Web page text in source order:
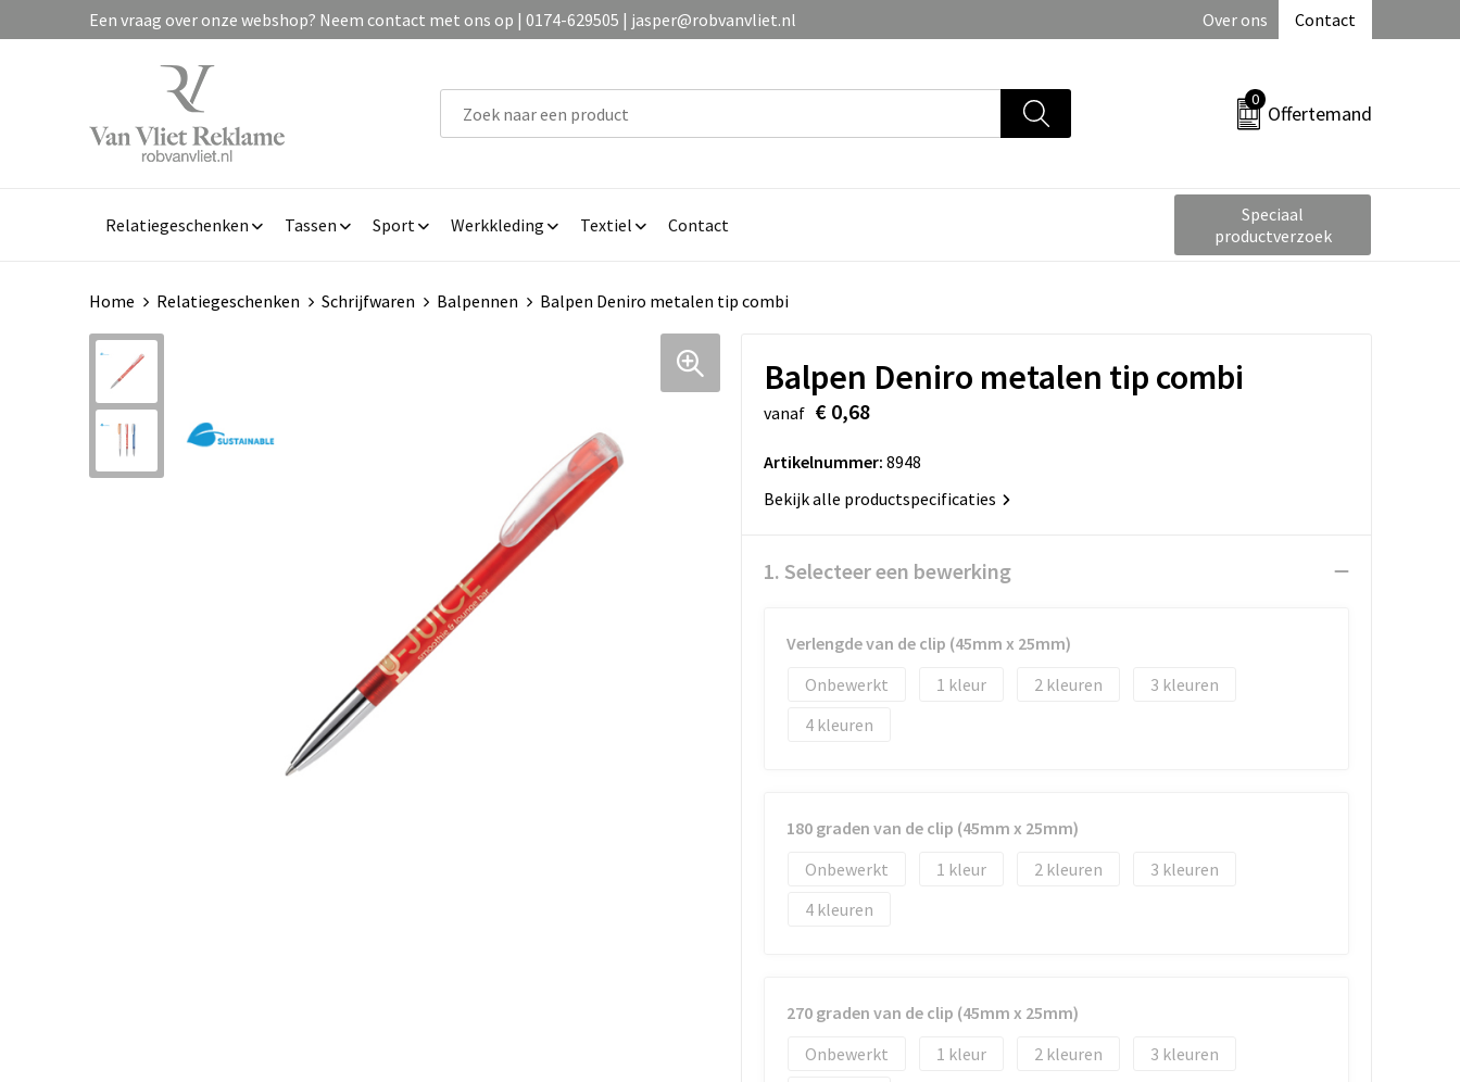
Een vraag over onze webshop? Neem contact met ons op | 0174-629505 | jasper@robvanvliet.nl Over ons Contact
0
Offertemand
Relatiegeschenken Tassen Sport Werkkleding Textiel Contact
Speciaal
productverzoek
Home Relatiegeschenken Schrijfwaren Balpennen Balpen Deniro metalen tip combi
Balpen Deniro metalen tip combi
vanaf € 0,68
Artikelnummer: 8948
Bekijk alle productspecificaties
1. Selecteer een bewerking
Verlengde van de clip (45mm x 25mm)
Onbewerkt
1 2
3
4
180 graden van de clip (45mm x 25mm)
Onbewerkt
1 2
3
4
270 graden van de clip (45mm x 25mm)
Onbewerkt
1 2
3